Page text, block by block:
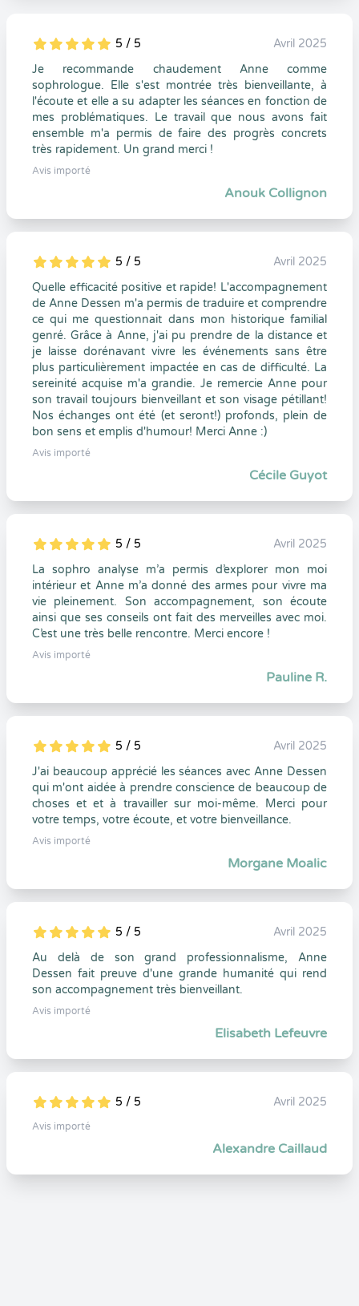
5
1
5
0 5 / 5
Avril 2025
Je recommande chaudement Anne comme
sophrologue. Elle s'est montrée très bienveillante, à
l'écoute et elle a su adapter les séances en fonction de
mes problématiques. Le travail que nous avons fait
ensemble m'a permis de faire des progrès concrets
très rapidement. Un grand merci !
Avis importé
Anouk Collignon
5
1
5
0 5 / 5
Avril 2025
Quelle efficacité positive et rapide! L'accompagnement
de Anne Dessen m'a permis de traduire et comprendre
ce qui me questionnait dans mon historique familial
genré. Grâce à Anne, j'ai pu prendre de la distance et
je laisse dorénavant vivre les événements sans être
plus particulièrement impactée en cas de difficulté. La
sereinité acquise m'a grandie. Je remercie Anne pour
son travail toujours bienveillant et son visage pétillant!
Nos échanges ont été (et seront!) profonds, plein de
bon sens et emplis d'humour! Merci Anne :)
Avis importé
Cécile Guyot
5
1
5
0 5 / 5
Avril 2025
La sophro analyse m’a permis d’explorer mon moi
intérieur et Anne m’a donné des armes pour vivre ma
vie pleinement. Son accompagnement, son écoute
ainsi que ses conseils ont fait des merveilles avec moi.
C’est une très belle rencontre. Merci encore !
Avis importé
Pauline R.
5
1
5
0 5 / 5
Avril 2025
J'ai beaucoup apprécié les séances avec Anne Dessen
qui m'ont aidée à prendre conscience de beaucoup de
choses et et à travailler sur moi-même. Merci pour
votre temps, votre écoute, et votre bienveillance.
Avis importé
Morgane Moalic
5
1
5
0 5 / 5
Avril 2025
Au delà de son grand professionnalisme, Anne
Dessen fait preuve d'une grande humanité qui rend
son accompagnement très bienveillant.
Avis importé
Elisabeth Lefeuvre
5
1
5
0 5 / 5 Avril 2025
Avis importé
Alexandre Caillaud